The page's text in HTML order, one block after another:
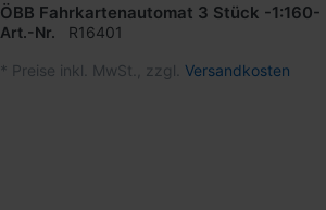
ÖBB Fahrkartenautomat 3 Stück -1:160-
Art.-Nr. R16401
* Preise inkl. MwSt., zzgl. Versandkosten